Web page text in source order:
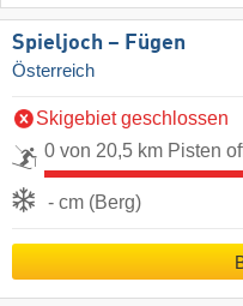
Spieljoch – Fügen
Österreich
Skigebiet geschlossen
0 von 20,5 km Pisten
- cm (Berg)